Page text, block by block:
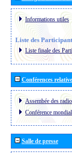
Informations utiles
Liste des
Liste finale des
Conférences
Assembée des
Conférence
Salle de presse